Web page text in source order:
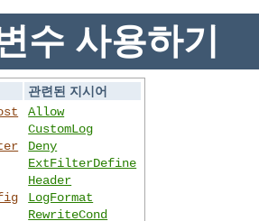
수 사용하기
관련된 지시어
Allow
CustomLog
Deny
ExtFilterDefine
Header
LogFormat
RewriteCond